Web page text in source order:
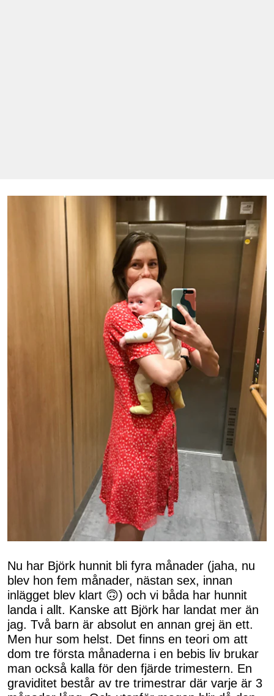
Nu har Björk hunnit bli fyra månader (jaha, nu
blev hon fem månader, nästan sex, innan
inlägget blev klart 🙃) och vi båda har hunnit
landa i allt. Kanske att Björk har landat mer än
jag. Två barn är absolut en annan grej än ett.
Men hur som helst. Det finns en teori om att
dom tre första månaderna i en bebis liv brukar
man också kalla för den fjärde trimestern. En
graviditet består av tre trimestrar där varje är 3